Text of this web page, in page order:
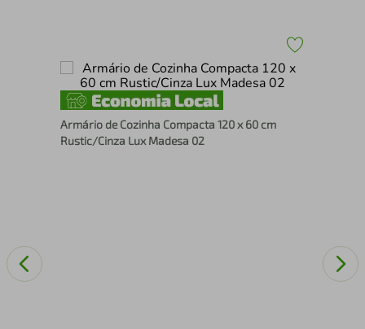
Armário de Cozinha Compacta 120 x 60 cm
Rustic/Cinza Lux Madesa 02